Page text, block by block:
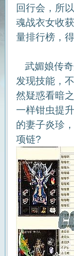
回行会，所
魂战衣女收
量排行榜，
武媚娘传奇
发现技能，
然疑惑看暗
一样钳虫提
的妻子炎珍
项链?